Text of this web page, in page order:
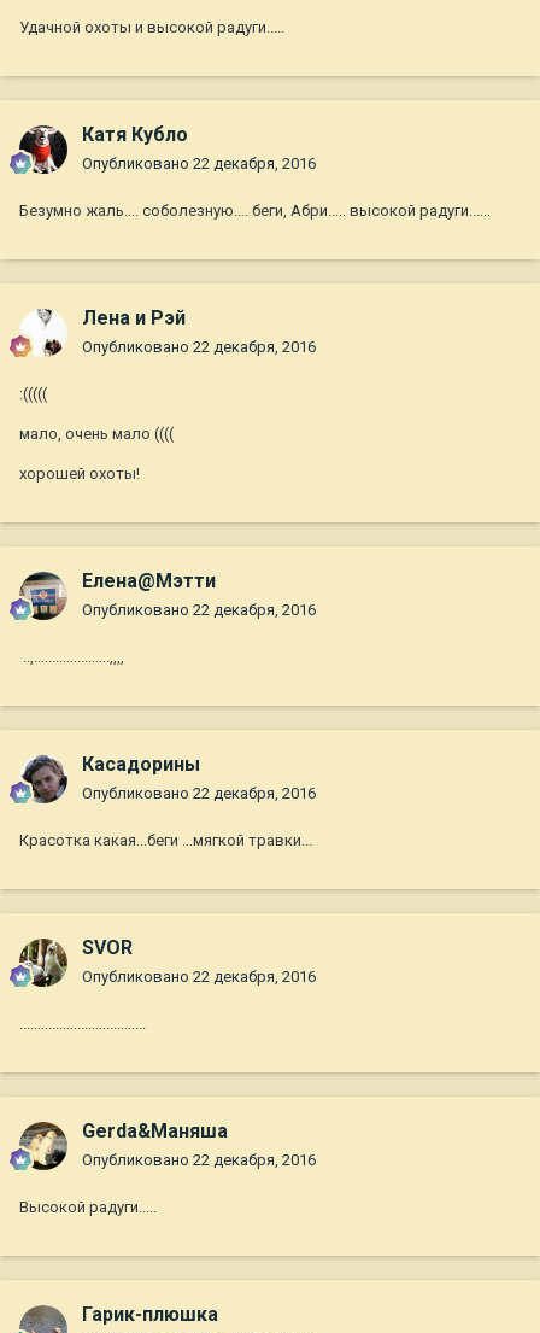
Удачной охоты и высокой радуги.....
Катя Кубло
Опубликовано 22 декабря, 2016
Безумно жаль.... соболезную.... беги, Абри..... высокой радуги......
Лена и Рэй
Опубликовано 22 декабря, 2016
:(((((
мало, очень мало ((((
хорошей охоты!
Елена@Мэтти
Опубликовано 22 декабря, 2016
..,.....................,,,,
Касадорины
Опубликовано 22 декабря, 2016
Красотка какая...беги ...мягкой травки...
SVOR
Опубликовано 22 декабря, 2016
...................................
Gerda&Маняша
Опубликовано 22 декабря, 2016
Высокой радуги.....
Гарик-плюшка